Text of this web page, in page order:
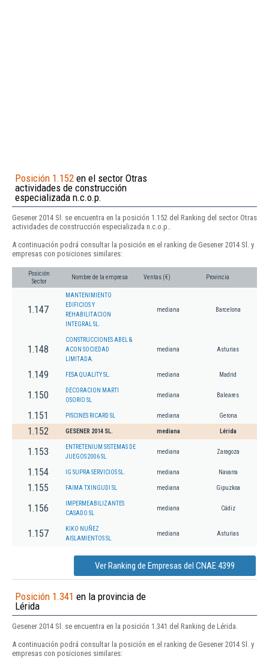
Posición 1.152 en el sector Otras
actividades de construcción
especializada n.c.o.p.
Gesener 2014 Sl. se encuentra en la posición 1.152 del Ranking del sector Otras
actividades de construcción especializada n.c.o.p..
A continuación podrá consultar la posición en el ranking de Gesener 2014 Sl. y
empresas con posiciones similares:
Posición
Sector
Nombre de la empresa Ventas (€) Provincia
1.147
MANTENIMIENTO
EDIFICIOS Y
REHABILITACION
INTEGRAL SL.
mediana Barcelona
1.148
CONSTRUCCIONES ABEL &
ACON SOCIEDAD
LIMITADA.
mediana Asturias
1.149 FESA QUALITY SL. mediana Madrid
1.150
DECORACION MARTI
OSORIO SL
mediana Baleares
1.151 PISCINES RICARD SL mediana Gerona
1.152 GESENER 2014 SL. mediana Lérida
1.153
ENTRETENIUM SISTEMAS DE
JUEGOS 2006 SL
mediana Zaragoza
1.154 IG SUPRA SERVICIOS SL. mediana Navarra
1.155 FAIMA TXINGUDI SL mediana Gipuzkoa
1.156
IMPERMEABILIZANTES
CASADO SL
mediana Cádiz
1.157
KIKO NUÑEZ
AISLAMIENTOS SL.
mediana Asturias
Ver Ranking de Empresas del CNAE 4399
Posición 1.341 en la provincia de
Lérida
Gesener 2014 Sl. se encuentra en la posición 1.341 del Ranking de Lérida.
A continuación podrá consultar la posición en el ranking de Gesener 2014 Sl. y
empresas con posiciones similares: